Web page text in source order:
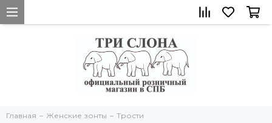
Главная Женские зонты Трости